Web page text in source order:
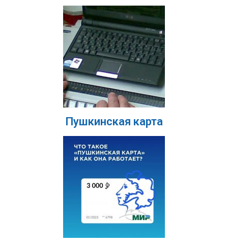
Пушкинская карта